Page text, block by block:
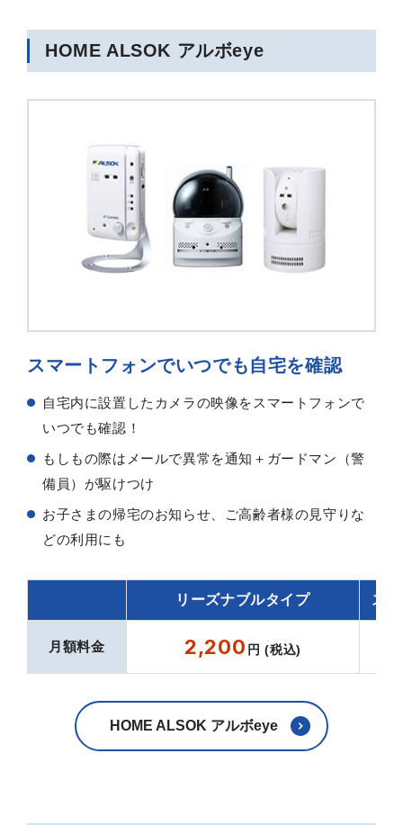
HOME ALSOK アルボeye
スマートフォンでいつでも自宅を確認
自宅内に設置したカメラの映像をスマートフォンで
いつでも確認！
もしもの際はメールで異常を通知＋ガードマン（警
備員）が駆けつけ
お子さまの帰宅のお知らせ、ご高齢者様の見守りな
どの利用にも
リーズナブルタイプ ス
月額料金 2,200 円 (税込)
HOME ALSOK アルボeye